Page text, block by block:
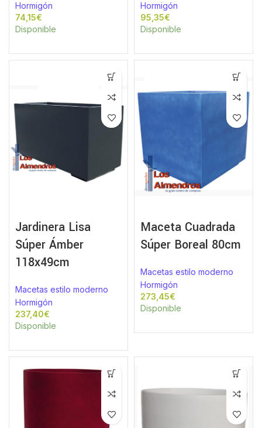
Hormigón
€
Disponible
Hormigón
€
Disponible
Jardinera Lisa
Súper Ámber
118x49cm
Macetas estilo moderno
Hormigón
€
Disponible
Maceta Cuadrada
Súper Boreal 80cm
Macetas estilo moderno
Hormigón
€
Disponible